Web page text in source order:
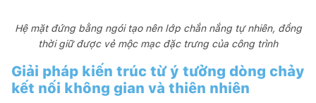
Hệ mặt đứng bằng ngói tạo nên lớp chắn nắng tự nhiên, đồng
thời giữ được vẻ mộc mạc đặc trưng của công trình
Giải pháp kiến trúc từ ý tưởng dòng chảy
kết nối không gian và thiên nhiên